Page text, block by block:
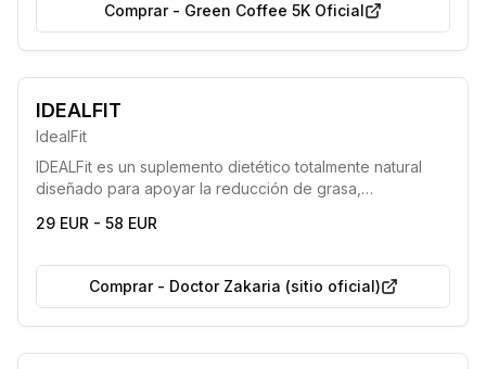
Comprar- Green Coffee 5K Oficial
IDEALFIT
IdealFit
IDEALFit es un suplemento dietético totalmente natural
diseñado para apoyar la reducción de grasa,
hipocalórica y un estilo de vida activo. Su fórmula ayuda
29 EUR - 58 EUR
Comprar- Doctor Zakaria (sitio oficial)